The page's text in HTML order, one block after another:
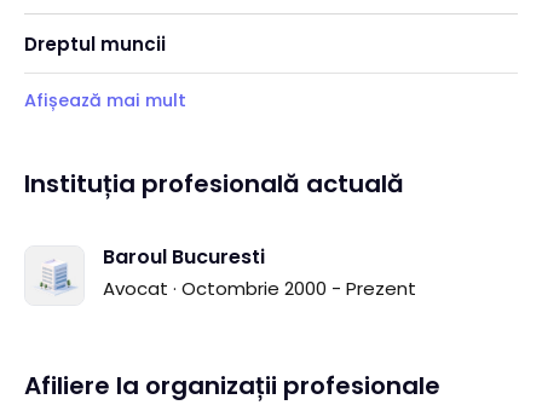
Dreptul muncii
Afișează mai mult
Instituția profesională actuală
Baroul Bucuresti
Avocat · Octombrie 2000 - Prezent
Afiliere la organizații profesionale